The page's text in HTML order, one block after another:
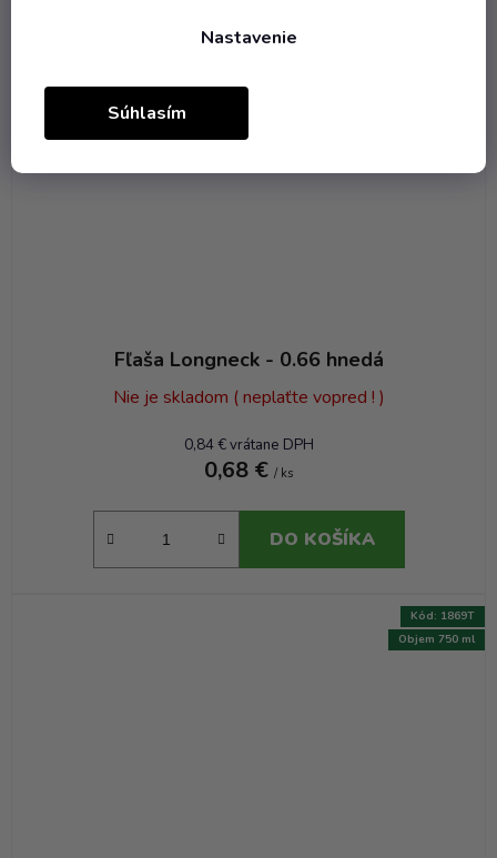
Nastavenie
Súhlasím
Fľaša Longneck - 0.66 hnedá
Nie je skladom ( neplaťte vopred ! )
0,84 € vrátane DPH
0,68 € / ks
DO KOŠÍKA
Objem 750 ml
Kód: 1869T